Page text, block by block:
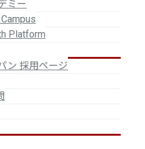
ミー
Platform
ン 採用ページ